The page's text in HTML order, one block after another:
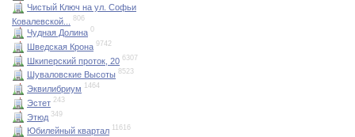
Чистый Ключ на ул. Софьи
Ковалевской...
806
Чудная Долина 0
Шведская Крона 9742
Шкиперский проток, 20 6307
Шуваловские Высоты 8523
Эквилибриум 1464
Эстет 243
Этюд 349
Юбилейный квартал 11616